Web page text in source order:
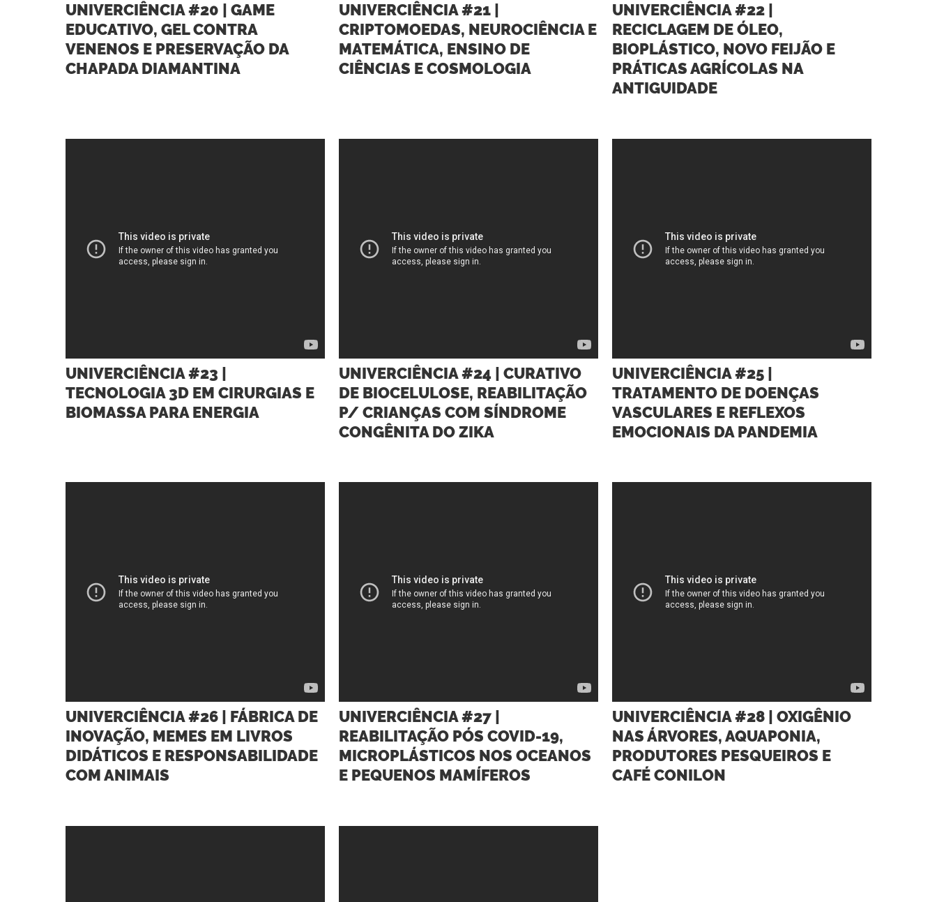
UNIVERCIÊNCIA #20 | GAME
EDUCATIVO, GEL CONTRA
VENENOS E PRESERVAÇÃO DA
CHAPADA DIAMANTINA
UNIVERCIÊNCIA #21 |
CRIPTOMOEDAS, NEUROCIÊNCIA E
MATEMÁTICA, ENSINO DE
CIÊNCIAS E COSMOLOGIA
UNIVERCIÊNCIA #22 |
RECICLAGEM DE ÓLEO,
BIOPLÁSTICO, NOVO FEIJÃO E
PRÁTICAS AGRÍCOLAS NA
ANTIGUIDADE
UNIVERCIÊNCIA #23 |
TECNOLOGIA 3D EM CIRURGIAS E
BIOMASSA PARA ENERGIA
UNIVERCIÊNCIA #24 | CURATIVO
DE BIOCELULOSE, REABILITAÇÃO
P/ CRIANÇAS COM SÍNDROME
CONGÊNITA DO ZIKA
UNIVERCIÊNCIA #25 |
TRATAMENTO DE DOENÇAS
VASCULARES E REFLEXOS
EMOCIONAIS DA PANDEMIA
UNIVERCIÊNCIA #26 | FÁBRICA DE
INOVAÇÃO, MEMES EM LIVROS
DIDÁTICOS E RESPONSABILIDADE
COM ANIMAIS
UNIVERCIÊNCIA #27 |
REABILITAÇÃO PÓS COVID-19,
MICROPLÁSTICOS NOS OCEANOS
E PEQUENOS MAMÍFEROS
UNIVERCIÊNCIA #28 | OXIGÊNIO
NAS ÁRVORES, AQUAPONIA,
PRODUTORES PESQUEIROS E
CAFÉ CONILON